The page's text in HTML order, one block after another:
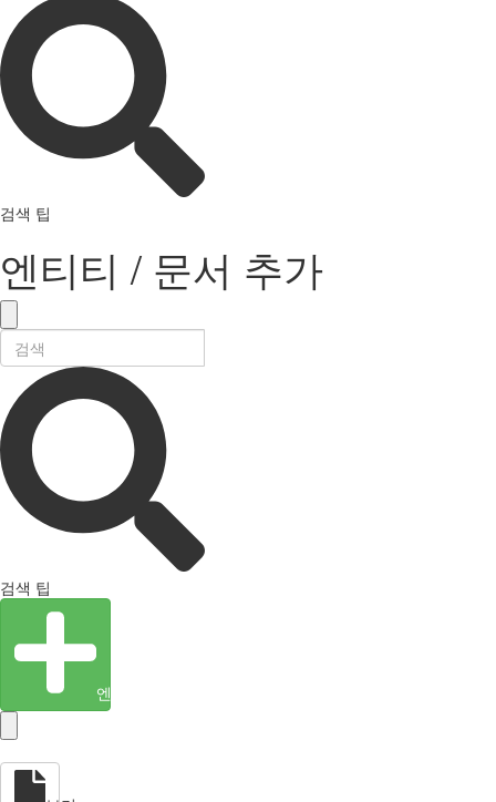
검색 팁
엔티티 / 문서 추가
검색 팁
엔티티 생성